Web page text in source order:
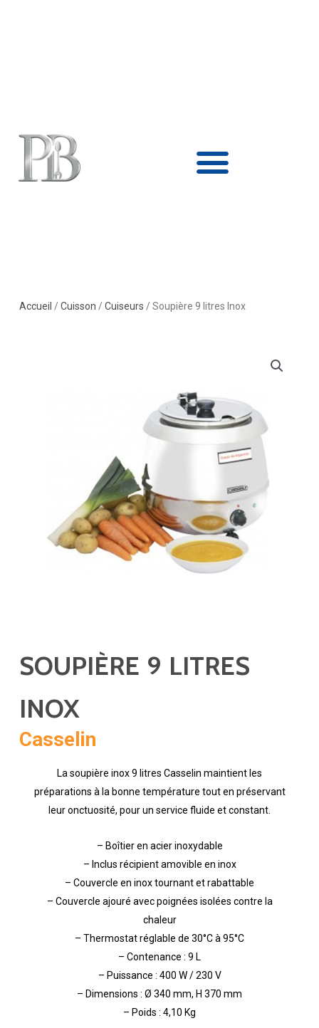
Accueil /Cuisson /Cuiseurs / Soupière 9 litres Inox
SOUPIÈRE 9 LITRES
INOX
Casselin
La soupière inox 9 litres Casselin maintient les
préparations à la bonne température tout en préservant
leur onctuosité, pour un service fluide et constant.
– Boîtier en acier inoxydable
– Inclus récipient amovible en inox
– Couvercle en inox tournant et rabattable
– Couvercle ajouré avec poignées isolées contre la
chaleur
– Thermostat réglable de 30°C à 95°C
– Contenance : 9 L
– Puissance : 400 W / 230 V
– Dimensions : Ø 340 mm, H 370 mm
– Poids : 4,10 Kg